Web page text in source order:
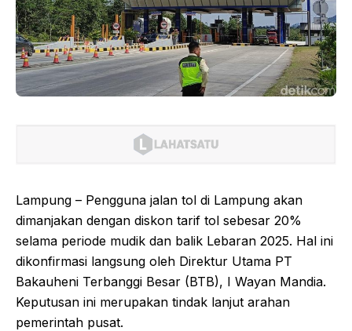
Lampung – Pengguna jalan tol di Lampung akan
dimanjakan dengan diskon tarif tol sebesar 20%
selama periode mudik dan balik Lebaran 2025. Hal ini
dikonfirmasi langsung oleh Direktur Utama PT
Bakauheni Terbanggi Besar (BTB), I Wayan Mandia.
Keputusan ini merupakan tindak lanjut arahan
pemerintah pusat.